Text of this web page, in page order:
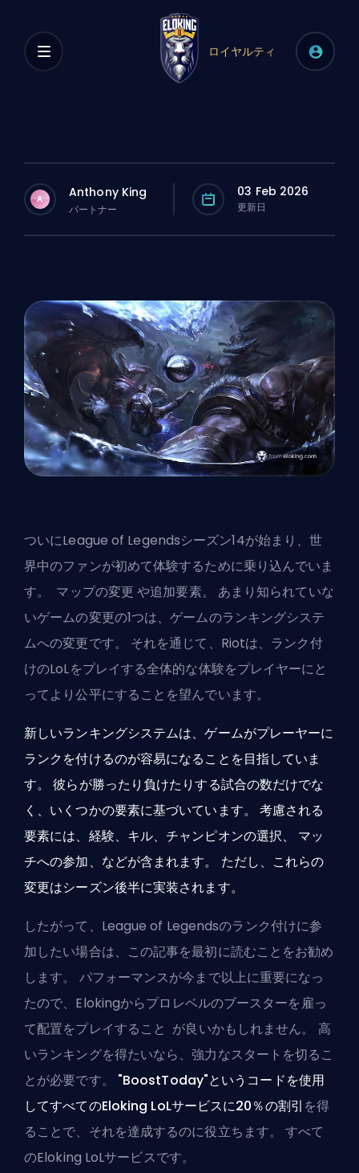
ロイヤルティ
A Anthony King
パートナー
03 Feb 2026
更新日
ついにLeague of Legendsシーズン14が始まり、世
界中のファンが初めて体験するために乗り込んでいま
す。 マップの変更 や追加要素。 あまり知られていな
いゲームの変更の1つは、ゲームのランキングシステ
ムへの変更です。 それを通じて、Riotは、ランク付
けのLoLをプレイする全体的な体験をプレイヤーにと
ってより公平にすることを望んでいます。
新しいランキングシステムは、ゲームがプレーヤーに
ランクを付けるのが容易になることを目指していま
す。 彼らが勝ったり負けたりする試合の数だけでな
く、いくつかの要素に基づいています。 考慮される
要素には、経験、キル、チャンピオンの選択、 マッ
チへの参加、などが含まれます。 ただし、これらの
変更はシーズン後半に実装されます。
したがって、League of Legendsのランク付けに参
加したい場合は、この記事を最初に読むことをお勧め
します。 パフォーマンスが今まで以上に重要になっ
たので、Elokingからプロレベルのブースターを雇っ
て配置をプレイすること が良いかもしれません。 高
いランキングを得たいなら、強力なスタートを切るこ
とが必要です。 "BoostToday"というコードを使用
してすべてのEloking LoLサービスに20％の割引 を得
ることで、それを達成するのに役立ちます。すべて
のEloking LoLサービスです。